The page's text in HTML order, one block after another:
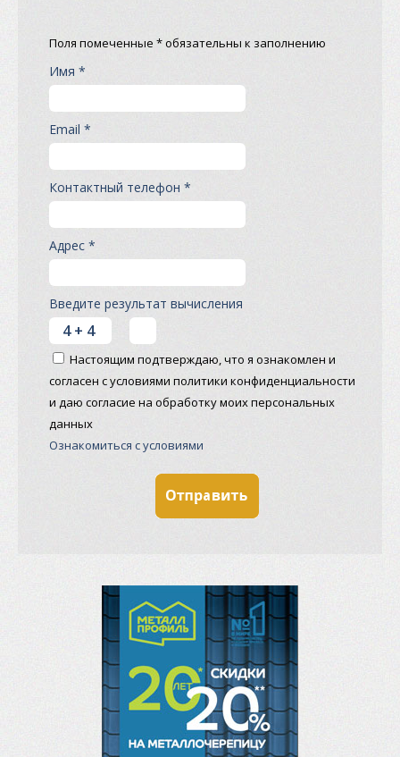
Поля помеченные * обязательны к заполнению
Имя *
Email *
Контактный телефон *
Адрес *
Введите результат вычисления
Настоящим подтверждаю, что я ознакомлен и
согласен с условиями политики конфиденциальности
и даю согласие на обработку моих персональных
данных
Ознакомиться с условиями